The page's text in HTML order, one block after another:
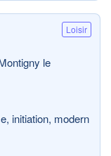
Loisir
le
initiation, modern